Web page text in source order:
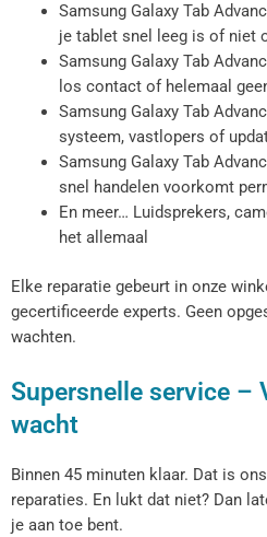
Samsung Galaxy Tab
je tablet snel leeg is of niet
Samsung Galaxy Tab
los contact of helemaal
Samsung Galaxy Tab
systeem, vastlopers of
Samsung Galaxy Tab
snel handelen voorkomt
En meer… Luidsprekers,
het allemaal
Elke reparatie gebeurt in onze
gecertificeerde experts. Geen
wachten.
Supersnelle service –
wacht
Binnen 45 minuten klaar. Dat is
reparaties. En lukt dat niet? Dan
je aan toe bent.